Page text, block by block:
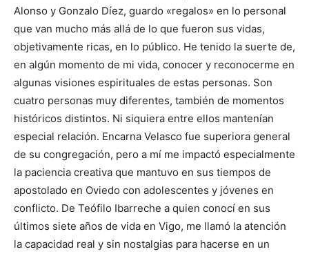
Alonso y Gonzalo Díez, guardo «regalos» en lo personal
que van mucho más allá de lo que fueron sus vidas,
objetivamente ricas, en lo público. He tenido la suerte de,
en algún momento de mi vida, conocer y reconocerme en
algunas visiones espirituales de estas personas. Son
cuatro personas muy diferentes, también de momentos
históricos distintos. Ni siquiera entre ellos mantenían
especial relación. Encarna Velasco fue superiora general
de su congregación, pero a mí me impactó especialmente
la paciencia creativa que mantuvo en sus tiempos de
apostolado en Oviedo con adolescentes y jóvenes en
conflicto. De Teófilo Ibarreche a quien conocí en sus
últimos siete años de vida en Vigo, me llamó la atención
la capacidad real y sin nostalgias para hacerse en un